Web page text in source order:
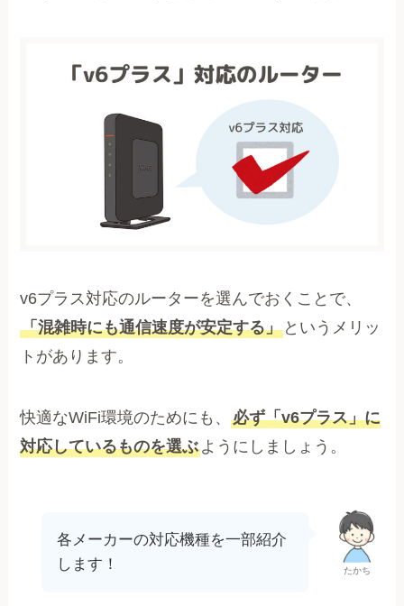
v6プラス対応のルーターを選んでおくことで、
「混雑時にも通信速度が安定する」 というメリッ
トがあります。
快適なWiFi環境のためにも、必ず「v6プラス」に
対応しているものを選ぶようにしましょう。
たかち
各メーカーの対応機種を一部紹介
します！